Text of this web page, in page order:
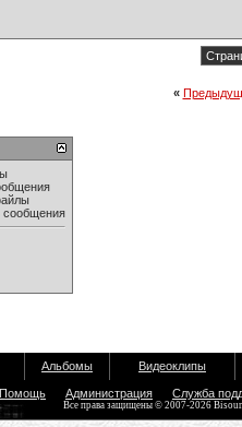
«
сообщения
Альбомы Видеоклипы
Помощь Администрация Служба
Все права защищены © 2007-2026